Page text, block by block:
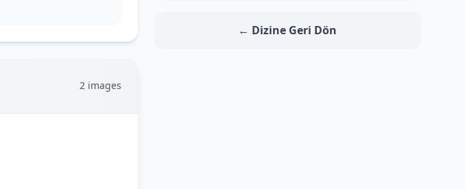
2 images
← Dizine Geri Dön